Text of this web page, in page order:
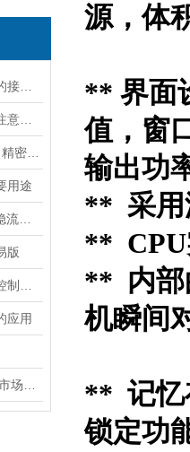
用途
版
应用
源，体
** 界面
值，窗
输出功
** 采用
** CPU
** 内
机瞬间
** 记忆
锁定功